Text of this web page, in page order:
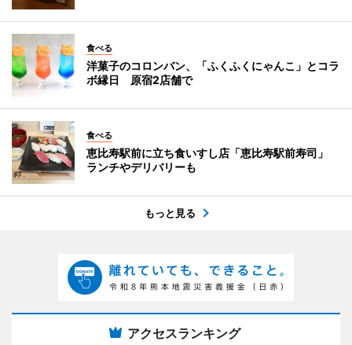
食べる
洋菓子のコロンバン、「ふくふくにゃんこ」とコラ
ボ縁日 原宿2店舗で
食べる
恵比寿駅前に立ち食いすし店「恵比寿駅前寿司」
ランチやデリバリーも
もっと見る
アクセスランキング